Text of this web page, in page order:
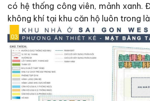
có hệ thống công viên, mảnh xanh.
không khí tại khu căn hộ luôn trong